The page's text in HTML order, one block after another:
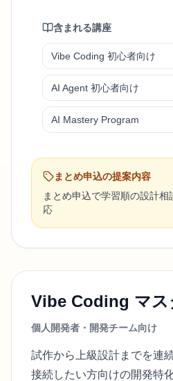
含まれる講座
Vibe Coding 初心者向け
AI Agent 初心者向け
AI Mastery Program
まとめ申込の提案内容
まとめ申込で学習順の設計
応
Vibe Coding マス
個人開発者・開発チーム向け
試作から上級設計までを連
接続したい方向けの開発特